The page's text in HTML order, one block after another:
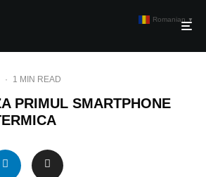
· 1 MIN READ
PRIMUL SMARTPHONE
Romanian ▼